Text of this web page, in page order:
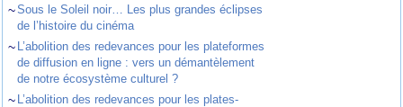
~Sous le Soleil noir… Les plus grandes éclipses
de l’histoire du cinéma
~ L’abolition des redevances pour les plateformes
de diffusion en ligne : vers un démantèlement
de notre écosystème culturel ?
~ L’abolition des redevances pour les plates-